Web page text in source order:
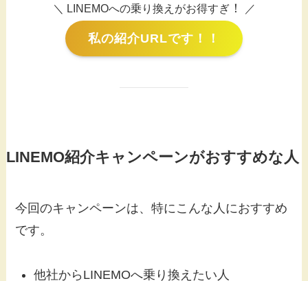
＼ LINEMOへの乗り換えがお得すぎ！ ／
私の紹介URLです！！
LINEMO紹介キャンペーンがおすすめな人
今回のキャンペーンは、特にこんな人におすすめ
です。
他社からLINEMOへ乗り換えたい人